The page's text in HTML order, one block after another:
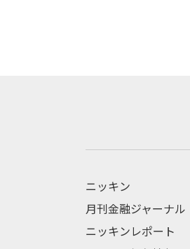
ニッキン
月刊金融ジャーナル
ニッキンレポート